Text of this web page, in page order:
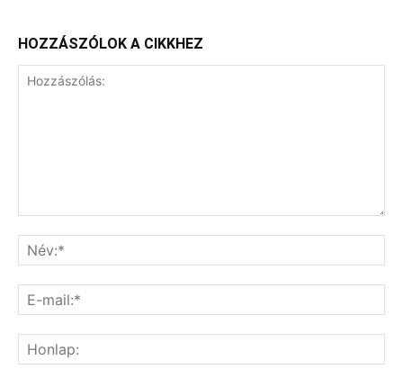
HOZZÁSZÓLOK A CIKKHEZ